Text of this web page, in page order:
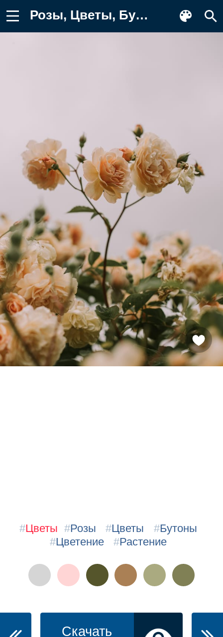
Розы, Цветы, Бутоны, Цветение, Растение Фон для телефона
#Цветы #Розы #Цветы #Бутоны
#Цветение #Растение
Скачать